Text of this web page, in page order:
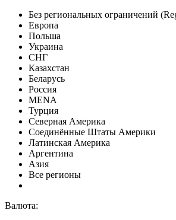
Без региональных ограничений
Европа
Польша
Украина
СНГ
Казахстан
Беларусь
Россия
MENA
Турция
Северная Америка
Соединённые Штаты Америки
Латинская Америка
Аргентина
Азия
Все регионы
Валюта: